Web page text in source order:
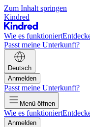
Zum Inhalt springen
Kindred
Wie es funktioniert
Passt meine Unterkunft?
Deutsch
Anmelden
Passt meine Unterkunft?
Menü öffnen
Wie es funktioniert
Anmelden